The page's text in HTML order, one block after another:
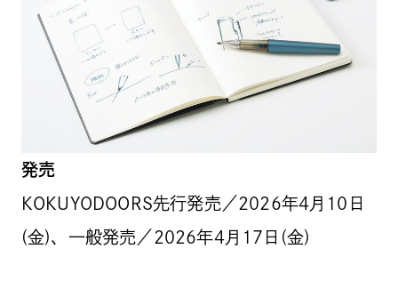
発売
KOKUYODOORS先行発売／2026年4月10日
(金)、一般発売／2026年4月17日(金)